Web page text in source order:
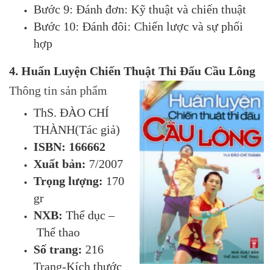
Bước 9: Đánh đơn: Kỹ thuật và chiến thuật
Bước 10: Đánh đôi: Chiến lược và sự phối
hợp
4. Huấn Luyện Chiến Thuật Thi Đấu Cầu Lông
Thông tin sản phẩm
ThS. ĐÀO CHÍ
THÀNH(Tác giả)
ISBN: 166662
Xuất bản: 7/2007
Trọng lượng: 170
gr
NXB: Thể dục –
Thể thao
Số trang: 216
Trang-Kích thước